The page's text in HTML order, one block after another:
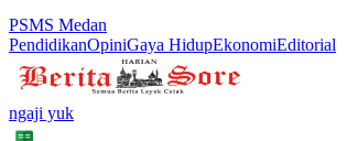
PSMS Medan
PendidikanOpiniGaya HidupEkonomiEditorial
ngaji yuk